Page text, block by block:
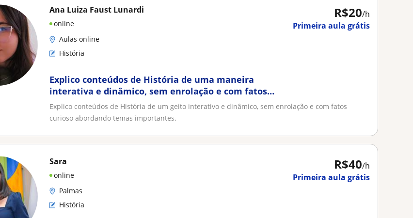
R$20/h
Primeira aula grátis
Ana Luiza Faust Lunardi
online
Aulas online
História
Explico conteúdos de História de uma maneira
interativa e dinâmico, sem enrolação e com fatos
curioso abordando temas importantes
Explico conteúdos de História de um geito interativo e dinâmico, sem enrolação e com fatos
curioso abordando temas importantes.
R$40/h
Primeira aula grátis
Sara
online
Palmas
História